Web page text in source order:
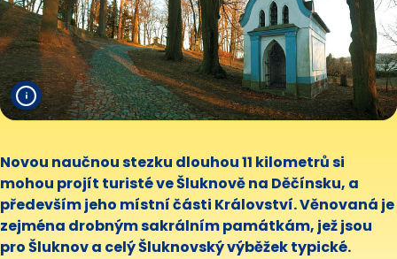
Novou naučnou stezku dlouhou 11 kilometrů si
mohou projít turisté ve Šluknově na Děčínsku, a
především jeho místní části Království. Věnovaná je
zejména drobným sakrálním památkám, jež jsou
pro Šluknov a celý Šluknovský výběžek typické.